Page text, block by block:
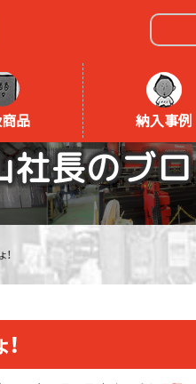
品 納入事例
社長のブ